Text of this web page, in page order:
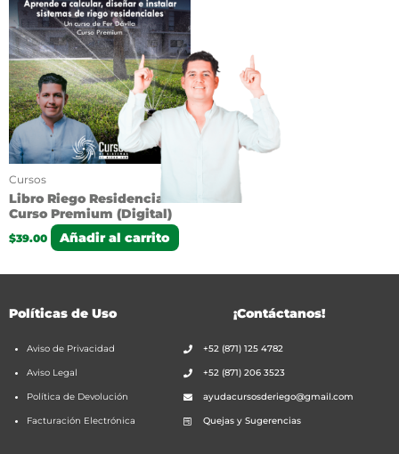
Cursos
Libro Riego Residencial +
Curso Premium (Digital)
$39.00 Añadir al carrito
Políticas de Uso
Aviso de Privacidad
Aviso Legal
Política de Devolución
Facturación Electrónica
¡Contáctanos!
+52 (871) 125 4782
+52 (871) 206 3523
ayudacursosderiego@gmail.com
Quejas y Sugerencias